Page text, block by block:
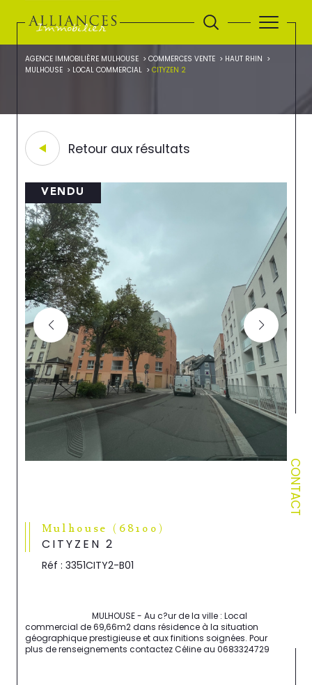
CONTACT
AGENCE IMMOBILIÈRE MULHOUSE COMMERCES VENTE
HAUT RHIN
MULHOUSE
LOCAL COMMERCIAL CITYZEN 2
Retour aux résultats
VENDU
Mulhouse (68100)
CITYZEN 2
Réf : 3351CITY2-B01
commercial de 69,66m2 dans résidence à la situation
géographique prestigieuse et aux finitions soignées. Pour
plus de renseignements contactez Céline au 0683324729